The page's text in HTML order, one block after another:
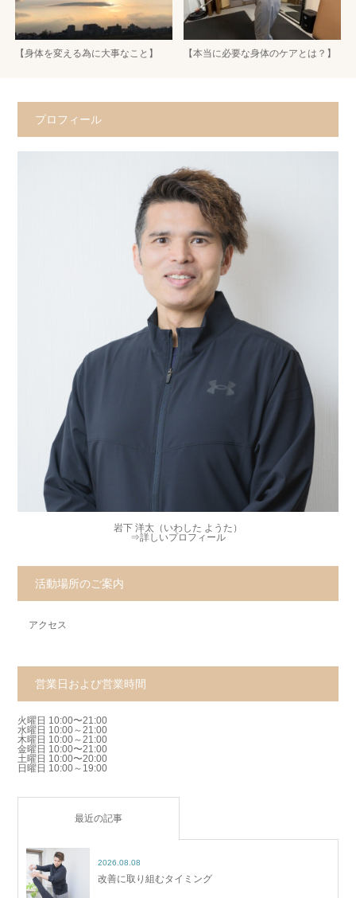
【身体を変える為に大事なこと】 【本当に必要な身体のケアとは？】
プロフィール
岩下 洋太（いわした ようた）
⇒詳しいプロフィール
活動場所のご案内
アクセス
営業日および営業時間
火曜日 10:00〜21:00
水曜日 10:00～21:00
木曜日 10:00～21:00
金曜日 10:00〜21:00
土曜日 10:00〜20:00
日曜日 10:00～19:00
最近の記事
2026.08.08
改善に取り組むタイミング